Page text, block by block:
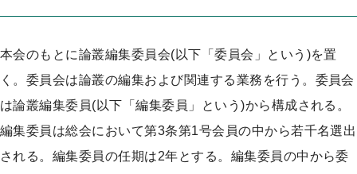
本会のもとに論叢編集委員会(以下「委員会」という)を置
く。委員会は論叢の編集および関連する業務を行う。委員会
は論叢編集委員(以下「編集委員」という)から構成される。
編集委員は総会において第3条第1号会員の中から若千名選出
される。編集委員の任期は2年とする。編集委員の中から委